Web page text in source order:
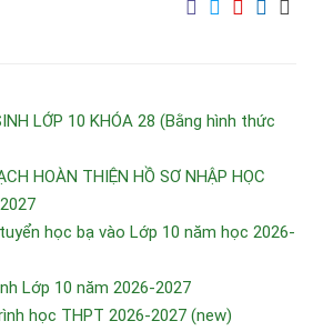
LỚP 10 KHÓA 28 (Bằng hình thức
HOÀN THIỆN HỒ SƠ NHẬP HỌC
học bạ vào Lớp 10 năm học 2026-
Lớp 10 năm 2026-2027
học THPT 2026-2027 (new)